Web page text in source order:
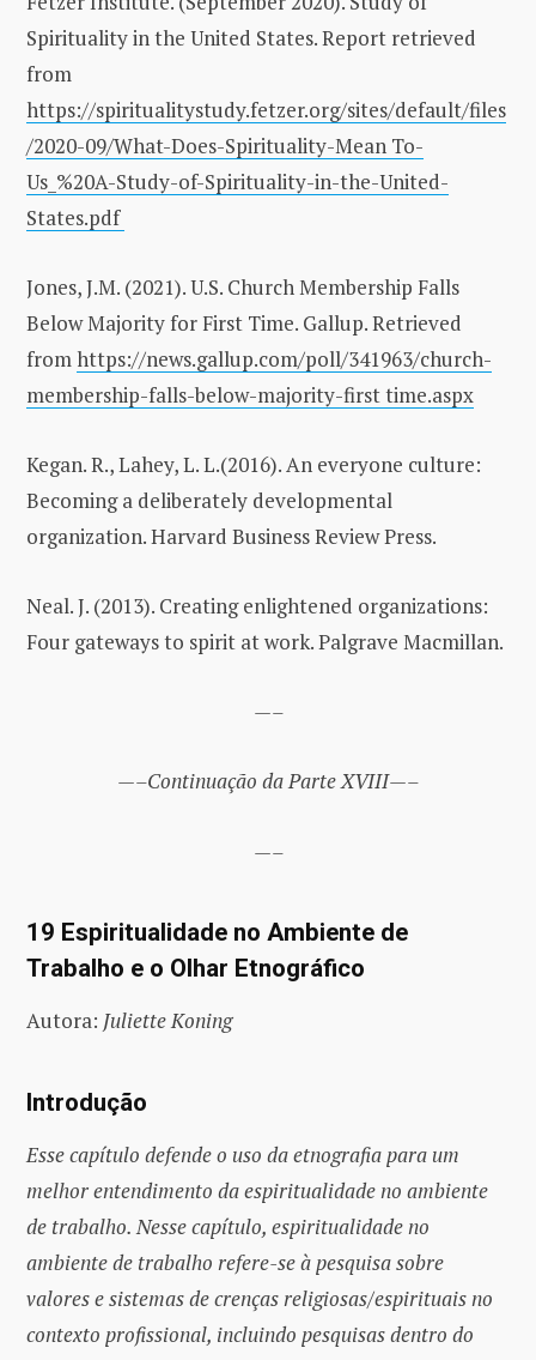
Spirituality in the United States. Report retrieved
from
https://spiritualitystudy.fetzer.org/sites/default/files
/2020-09/What-Does-Spirituality-Mean To-
Us_%20A-Study-of-Spirituality-in-the-United-
States.pdf
Jones, J.M. (2021). U.S. Church Membership Falls
Below Majority for First Time. Gallup. Retrieved
fromhttps://news.gallup.com/poll/341963/church-
membership-falls-below-majority-first time.aspx
Kegan. R., Lahey, L. L.(2016). An everyone culture:
Becoming a deliberately developmental
organization. Harvard Business Review Press.
Neal. J. (2013). Creating enlightened organizations:
Four gateways to spirit at work. Palgrave Macmillan.
—–
—–Continuação da Parte XVIII—–
—–
19 Espiritualidade no Ambiente de
Trabalho e o Olhar Etnográfico
Autora: Juliette Koning
Introdução
Esse capítulo defende o uso da etnografia para um
melhor entendimento da espiritualidade no ambiente
de trabalho. Nesse capítulo, espiritualidade no
ambiente de trabalho refere-se à pesquisa sobre
valores e sistemas de crenças religiosas/espirituais no
contexto profissional, incluindo pesquisas dentro do